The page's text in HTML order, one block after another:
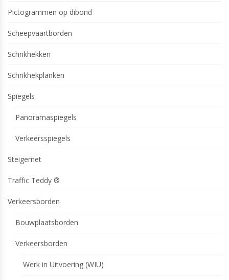
Pictogrammen op dibond
Scheepvaartborden
Schrikhekken
Schrikhekplanken
Spiegels
Panoramaspiegels
Verkeersspiegels
Steigernet
Traffic Teddy ®
Verkeersborden
Bouwplaatsborden
Verkeersborden
Werk in Uitvoering (WIU)